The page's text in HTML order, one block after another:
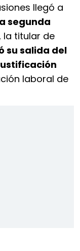
llegó a
segunda
la titular de
su salida del
laboral de